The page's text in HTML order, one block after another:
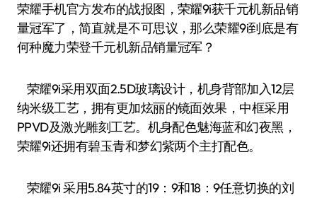
荣耀手机官方发布的战报图，荣耀9i获千元机新品销
量冠军了，简直就是不可思议，那么荣耀9i到底是有
何种魔力荣登千元机新品销量冠军？
荣耀9i采用双面2.5D玻璃设计，机身背部加入12层
纳米级工艺，拥有更加炫丽的镜面效果，中框采用
PPVD及激光雕刻工艺。机身配色魅海蓝和幻夜黑，
荣耀9i还拥有碧玉青和梦幻紫两个主打配色。
荣耀9i 采用5.84英寸的19：9和18：9任意切换的刘